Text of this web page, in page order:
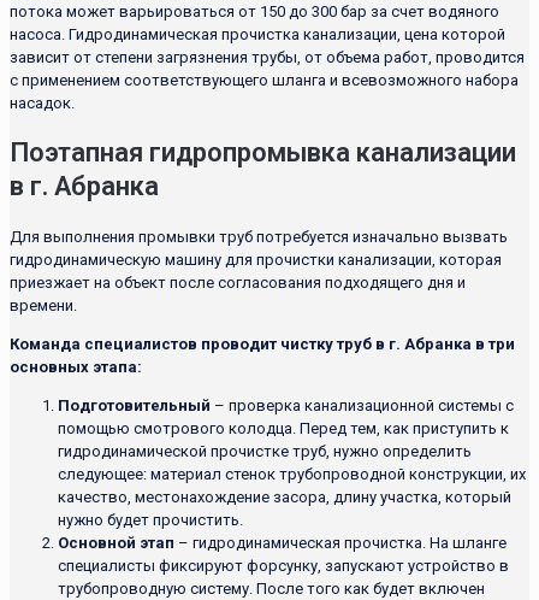
потока может варьироваться от 150 до 300 бар за счет водяного
насоса. Гидродинамическая прочистка канализации, цена которой
зависит от степени загрязнения трубы, от объема работ, проводится
с применением соответствующего шланга и всевозможного набора
насадок.
Поэтапная гидропромывка канализации
в г. Абранка
Для выполнения промывки труб потребуется изначально вызвать
гидродинамическую машину для прочистки канализации, которая
приезжает на объект после согласования подходящего дня и
времени.
Команда специалистов проводит чистку труб в г. Абранка в три
основных этапа:
Подготовительный – проверка канализационной системы с
помощью смотрового колодца. Перед тем, как приступить к
гидродинамической прочистке труб, нужно определить
следующее: материал стенок трубопроводной конструкции, их
качество, местонахождение засора, длину участка, который
нужно будет прочистить.
Основной этап – гидродинамическая прочистка. На шланге
специалисты фиксируют форсунку, запускают устройство в
трубопроводную систему. После того как будет включен